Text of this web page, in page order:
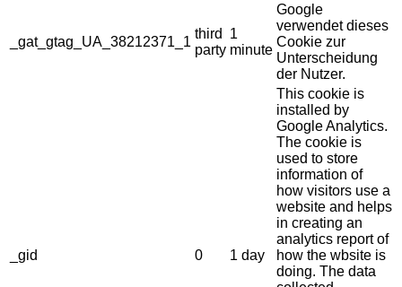
_gat_gtag_UA_38212371_1
third
party
1
minute
Google
verwendet dieses
Cookie zur
Unterscheidung
der Nutzer.
_gid 0 1 day
This cookie is
installed by
Google Analytics.
The cookie is
used to store
information of
how visitors use a
website and helps
in creating an
analytics report of
how the wbsite is
doing. The data